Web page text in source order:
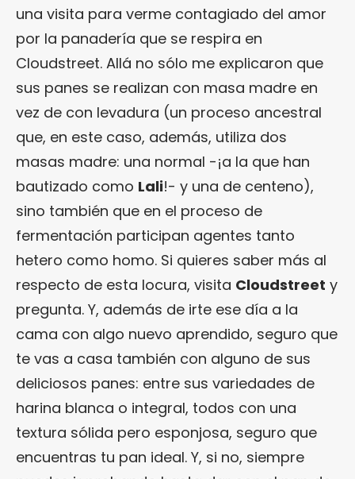
una visita para verme contagiado del amor
por la panadería que se respira en
Cloudstreet. Allá no sólo me explicaron que
sus panes se realizan con masa madre en
vez de con levadura (un proceso ancestral
que, en este caso, además, utiliza dos
masas madre: una normal -¡a la que han
bautizado como Lali!- y una de centeno),
sino también que en el proceso de
fermentación participan agentes tanto
hetero como homo. Si quieres saber más al
respecto de esta locura, visita Cloudstreet y
pregunta. Y, además de irte ese día a la
cama con algo nuevo aprendido, seguro que
te vas a casa también con alguno de sus
deliciosos panes: entre sus variedades de
harina blanca o integral, todos con una
textura sólida pero esponjosa, seguro que
encuentras tu pan ideal. Y, si no, siempre